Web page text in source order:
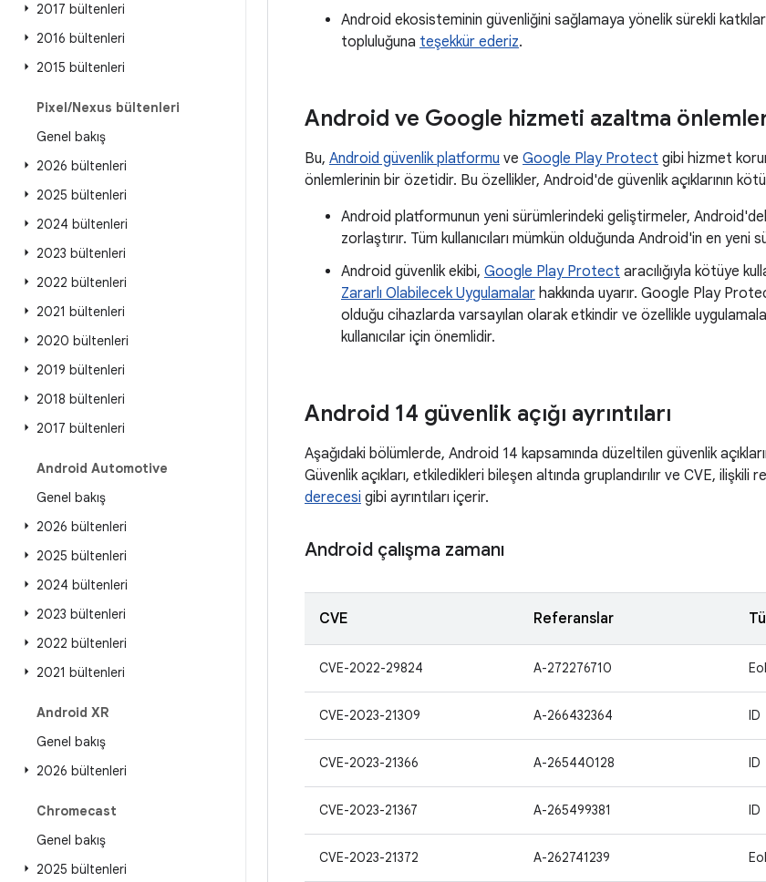
2017 bültenleri
2016 bültenleri
2015 bültenleri
Pixel/Nexus bültenleri
Genel bakış
2026 bültenleri
2025 bültenleri
2024 bültenleri
2023 bültenleri
2022 bültenleri
2021 bültenleri
2020 bültenleri
2019 bültenleri
2018 bültenleri
2017 bültenleri
Android Automotive
Genel bakış
2026 bültenleri
2025 bültenleri
2024 bültenleri
2023 bültenleri
2022 bültenleri
2021 bültenleri
Android XR
Genel bakış
2026 bültenleri
Chromecast
Genel bakış
2025 bültenleri
Android ekosisteminin güvenliğini sağlamaya yönelik sürekli
topluluğuna teşekkür ederiz.
Android ve Google hizmeti azaltma
Bu, Android güvenlik platformu ve Google Play Protect gibi hizmet
önlemlerinin bir özetidir. Bu özellikler, Android'de güvenlik açıklarının
Android platformunun yeni sürümlerindeki geliştirmeler,
zorlaştırır. Tüm kullanıcıları mümkün olduğunda Android'in en
Android güvenlik ekibi, Google Play Protect aracılığıyla kötüye
Zararlı Olabilecek Uygulamalar hakkında uyarır. Google Play
olduğu cihazlarda varsayılan olarak etkindir ve özellikle
kullanıcılar için önemlidir.
Android 14 güvenlik açığı ayrıntıları
Aşağıdaki bölümlerde, Android 14 kapsamında düzeltilen güvenlik
Güvenlik açıkları, etkiledikleri bileşen altında gruplandırılır ve CVE, ilişkili
derecesi gibi ayrıntıları içerir.
Android çalışma zamanı
CVE Referanslar
CVE-2022-29824 A-272276710
CVE-2023-21309 A-266432364 ID
CVE-2023-21366 A-265440128 ID
CVE-2023-21367 A-265499381 ID
CVE-2023-21372 A-262741239